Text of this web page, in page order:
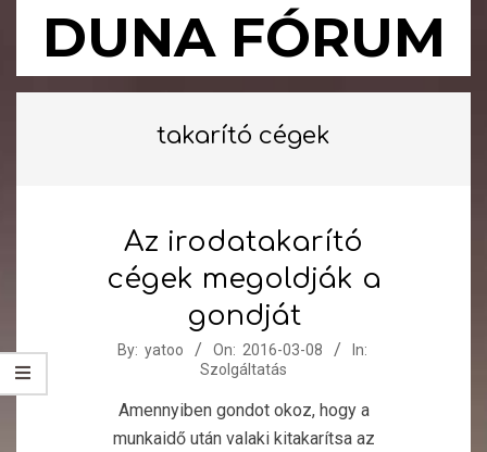
DUNA FÓRUM
Primary
takarító cégek
Az irodatakarító
cégek megoldják a
gondját
2016-By: yatoo On: 2016-03-08
In:
Szolgáltatás
Amennyiben gondot okoz, hogy a
munkaidő után valaki kitakarítsa az